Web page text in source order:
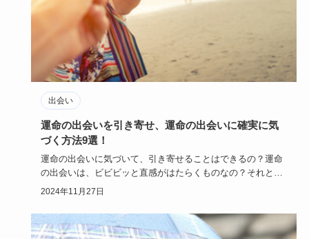
出会い
運命の出会いを引き寄せ、運命の出会いに確実に気
づく方法9選！
運命の出会いに気づいて、引き寄せることはできるの？運命
の出会いは、ビビビッと直感がはたらくものなの？それと
も、何か前触れが…
2024年11月27日